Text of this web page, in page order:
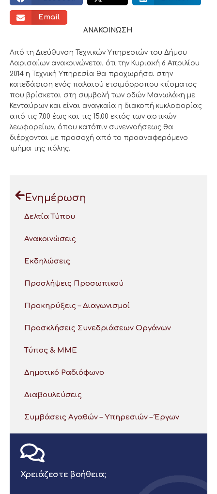
Email
ΑΝΑΚΟΙΝΩΣΗ
Από τη Διεύθυνση Τεχνικών Υπηρεσιών του Δήμου
Λαρισαίων ανακοινώνεται ότι την Κυριακή 6 Απριλίου
2014 η Τεχνική Υπηρεσία θα προχωρήσει στην
κατεδάφιση ενός παλαιού ετοιμόρροπου κτίσματος
που βρίσκεται στη συμβολή των οδών Μανωλάκη με
Κενταύρων και είναι αναγκαία η διακοπή κυκλοφορίας
από τις 7.00 έως και τις 15.00 εκτός των αστικών
λεωφορείων, όπου κατόπιν συνεννοήσεως θα
διέρχονται με προσοχή από το προαναφερόμενο
τμήμα της πόλης.
Ενημέρωση
Δελτία Τύπου
Ανακοινώσεις
Εκδηλώσεις
Προσλήψεις Προσωπικού
Προκηρύξεις – Διαγωνισμοί
Προσκλήσεις Συνεδριάσεων Οργάνων
Τύπος & ΜΜΕ
Δημοτικό Ραδιόφωνο
Διαβουλεύσεις
Συμβάσεις Αγαθών – Υπηρεσιών – Έργων
Χρειάζεστε βοήθεια;